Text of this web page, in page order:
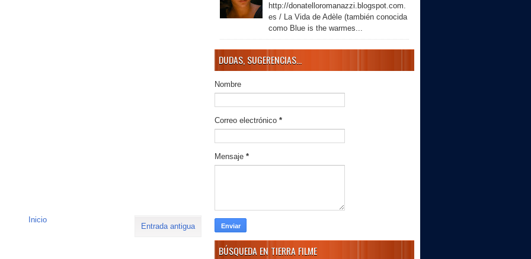
Entrada antigua
Inicio
http://donatelloromanazzi.blogspot.com.
es / La Vida de Adèle (también conocida
como Blue is the warmes...
DUDAS, SUGERENCIAS...
Nombre
Correo electrónico *
Mensaje *
BÚSQUEDA EN TIERRA FILME